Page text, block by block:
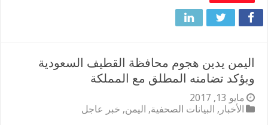
اليمن يدين هجوم محافظة القطيف السعودية
ويؤكد تضامنه المطلق مع المملكة
مايو 13, 2017
الأخبار , البيانات الصحفية, اليمن, خبر عاجل